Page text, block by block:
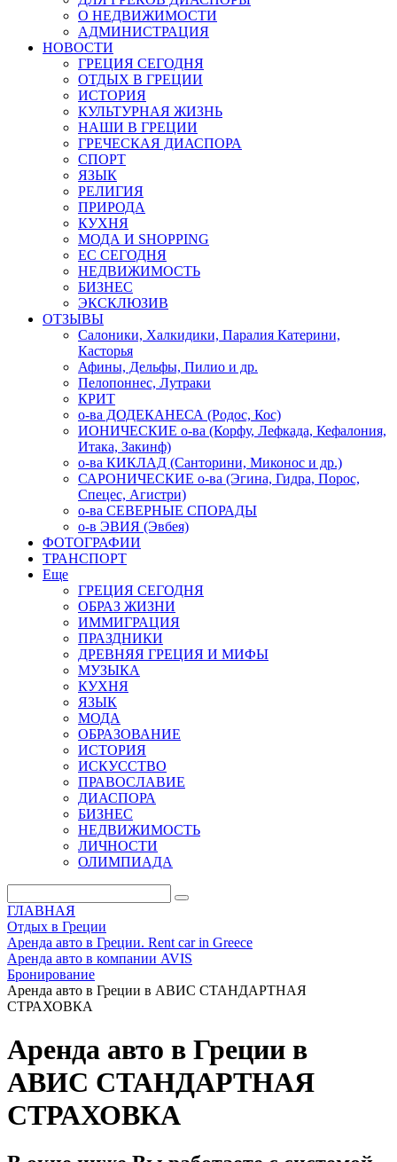
О НЕДВИЖИМОСТИ
АДМИНИСТРАЦИЯ
НОВОСТИ
ГРЕЦИЯ СЕГОДНЯ
ОТДЫХ В ГРЕЦИИ
ИСТОРИЯ
КУЛЬТУРНАЯ ЖИЗНЬ
НАШИ В ГРЕЦИИ
ГРЕЧЕСКАЯ ДИАСПОРА
СПОРТ
ЯЗЫК
РЕЛИГИЯ
ПРИРОДА
КУХНЯ
МОДА И SHOPPING
ЕС СЕГОДНЯ
НЕДВИЖИМОСТЬ
БИЗНЕС
ЭКСКЛЮЗИВ
ОТЗЫВЫ
Салоники, Халкидики, Паралия Катерини,
Касторья
Афины, Дельфы, Пилио и др.
Пелопоннес, Лутраки
КРИТ
о-ва ДОДЕКАНЕСА (Родос, Кос)
ИОНИЧЕСКИЕ о-ва (Корфу, Лефкада, Кефалония,
Итака, Закинф)
о-ва КИКЛАД (Санторини, Миконос и др.)
САРОНИЧЕСКИЕ о-ва (Эгина, Гидра, Порос,
Спецес, Агистри)
о-ва СЕВЕРНЫЕ СПОРАДЫ
о-в ЭВИЯ (Эвбея)
ФОТОГРАФИИ
ТРАНСПОРТ
Еще
ГРЕЦИЯ СЕГОДНЯ
ОБРАЗ ЖИЗНИ
ИММИГРАЦИЯ
ПРАЗДНИКИ
ДРЕВНЯЯ ГРЕЦИЯ И МИФЫ
МУЗЫКА
КУХНЯ
ЯЗЫК
МОДА
ОБРАЗОВАНИЕ
ИСТОРИЯ
ИСКУССТВО
ПРАВОСЛАВИЕ
ДИАСПОРА
БИЗНЕС
НЕДВИЖИМОСТЬ
ЛИЧНОСТИ
ОЛИМПИАДА
ГЛАВНАЯ
Отдых в Греции
Аренда авто в Греции. Rent car in Greece
Аренда авто в компании AVIS
Бронирование
Аренда авто в Греции в АВИС СТАНДАРТНАЯ
СТРАХОВКА
Аренда авто в Греции в
АВИС СТАНДАРТНАЯ
СТРАХОВКА